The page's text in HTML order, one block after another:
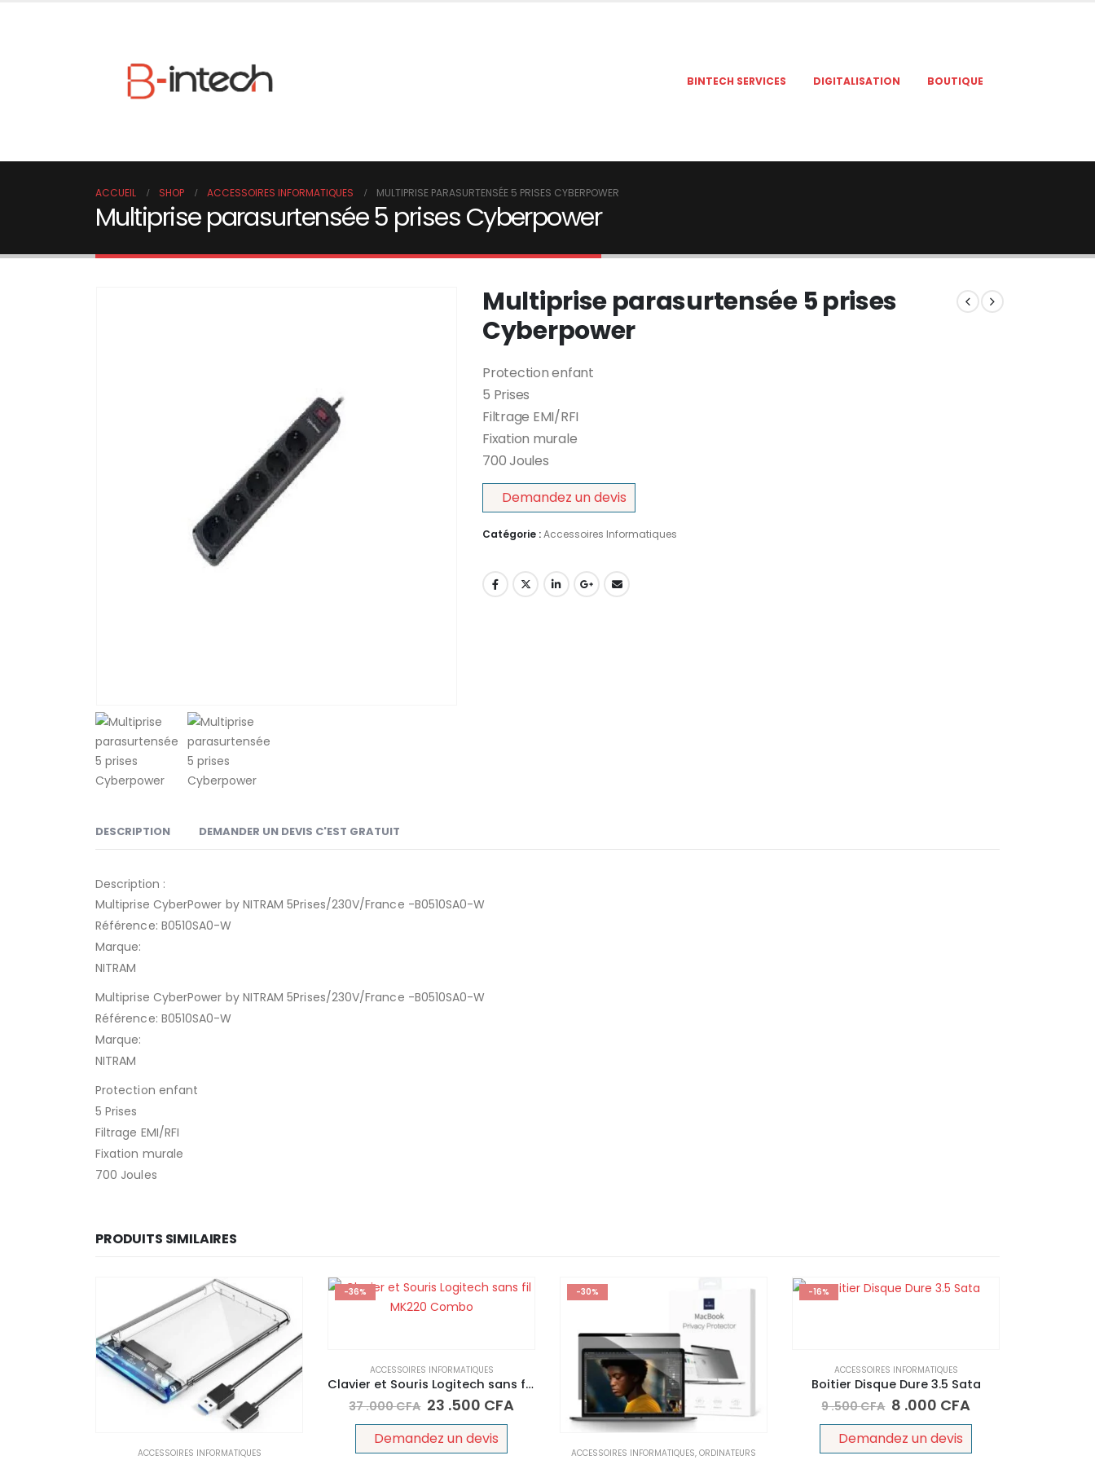
BINTECH SERVICES DIGITALISATION BOUTIQUE
ACCUEIL SHOP ACCESSOIRES INFORMATIQUES MULTIPRISE PARASURTENSÉE 5 PRISES CYBERPOWER
Multiprise parasurtensée 5 prises Cyberpower
Multiprise parasurtensée 5 prises
Cyberpower
Protection enfant
5 Prises
Filtrage EMI/RFI
Fixation murale
700 Joules
Demandez un devis
Catégorie :Accessoires Informatiques
DESCRIPTION DEMANDER UN DEVIS C'EST GRATUIT
Description :
Multiprise CyberPower by NITRAM 5Prises/230V/France -B0510SA0-W
Référence: B0510SA0-W
Marque:
NITRAM
Multiprise CyberPower by NITRAM 5Prises/230V/France -B0510SA0-W
Référence: B0510SA0-W
Marque:
NITRAM
Protection enfant
5 Prises
Filtrage EMI/RFI
Fixation murale
700 Joules
PRODUITS SIMILAIRES
ACCESSOIRES INFORMATIQUES
-36%
ACCESSOIRES INFORMATIQUES
Clavier et Souris Logitech sans fil MK220 Combo
37 .000CFA 23 .500 CFA
Demandez un devis
-30%
ACCESSOIRES INFORMATIQUES, ORDINATEURS
-16%
ACCESSOIRES INFORMATIQUES
Boitier Disque Dure 3.5 Sata
9 .500CFA 8 .000 CFA
Demandez un devis